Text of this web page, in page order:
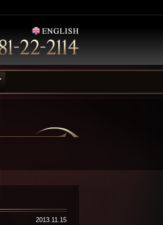
2013.11.15